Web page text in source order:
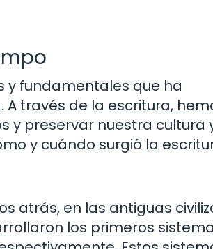
y fundamentales que ha
través de la escritura,
y preservar nuestra cultura
y cuándo surgió la
atrás, en las antiguas
los primeros